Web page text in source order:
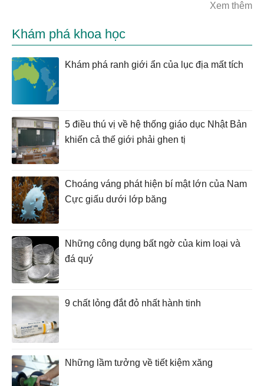
Xem thêm
Khám phá khoa học
Khám phá ranh giới ẩn của lục địa mất tích
5 điều thú vị về hệ thống giáo dục Nhật Bản
khiến cả thế giới phải ghen tị
Choáng váng phát hiện bí mật lớn của Nam
Cực giấu dưới lớp băng
Những công dụng bất ngờ của kim loại và
đá quý
9 chất lỏng đắt đỏ nhất hành tinh
Những lầm tưởng về tiết kiệm xăng